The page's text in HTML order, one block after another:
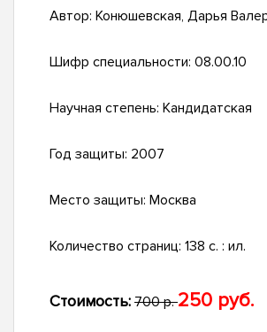
Автор: Конюшевская, Дарья
Шифр специальности: 08.00.10
Научная степень: Кандидатская
Год защиты: 2007
Место защиты: Москва
Количество страниц: 138 с. : ил.
Стоимость: 700 р.250 руб.